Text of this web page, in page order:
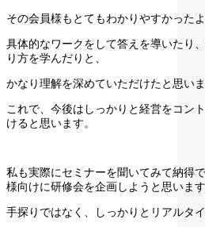
その会員様もとてもわかりやすかったよ
具体的なワークをして答えを導いたり
り方を学んだりと、
かなり理解を深めていただけたと思いま
これで、今後はしっかりと経営をコン
けると思います。
私も実際にセミナーを聞いてみて納得
様向けに研修会を企画しようと思います
手探りではなく、しっかりとリアルタ